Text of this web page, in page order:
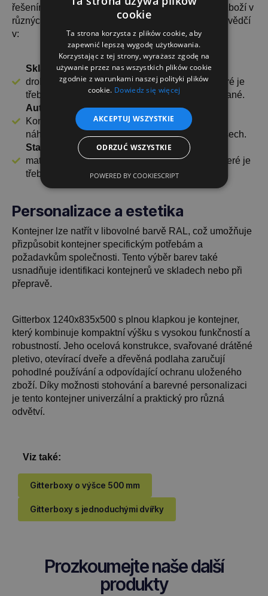
řešením pro skladování a přepravu různých druhů zboží v
různých odvětvích. Díky své kompaktní výšce se osvědčí
v:
Skladování a logistika- ideální pro ukládání
drobných dílů, nářadí nebo jiných předmětů, které je
třeba mít ve skladu snadno přístupné a uspořádané.
Automobilový a zpracovatelský průmysl
Kontejner je ideální pro přepravu komponentů,
náhradních dílů a materiálů ve výrobních procesech.
Stavebnictví
- slouží ke skladování stavebních
materiálů, nářadí a dalších těžkých předmětů, které je
třeba řádně zajistit a snadno přepravovat.
Personalizace a estetika
Kontejner lze natřít v libovolné barvě RAL, což umožňuje
přizpůsobit kontejner specifickým potřebám a
požadavkům společnosti. Tento výběr barev také
usnadňuje identifikaci kontejnerů ve skladech nebo při
přepravě.
Gitterbox 1240x835x500 s plnou klapkou je kontejner,
který kombinuje kompaktní výšku s vysokou funkčností a
robustností. Jeho ocelová konstrukce, svařované drátěné
pletivo, otevírací dveře a dřevěná podlaha zaručují
pohodlné používání a odpovídající ochranu uloženého
zboží. Díky možnosti stohování a barevné personalizaci
je tento kontejner univerzální a praktický pro různá
odvětví.
Viz také:
Gitterboxy o výšce 500 mm
Gitterboxy s jednoduchými dvířky
Prozkoumejte naše další
produkty
cookie
Ta strona korzysta z plików cookie, aby
zapewnić lepszą wygodę użytkowania.
Korzystając z tej strony, wyrażasz zgodę na
używanie przez nas wszystkich plików cookie
zgodnie z warunkami naszej polityki plików
cookie. Dowiedz się więcej
AKCEPTUJ WSZYSTKIE
ODRZUĆ WSZYSTKIE
POWERED BY COOKIESCRIPT